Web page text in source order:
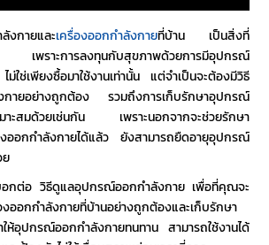
งกายและเครื่องออกกำลังกายที่บ้าน เป็นสิ่งที่
เพราะการลงทุนกับสุขภาพด้วยการมีอุปกรณ์
ม่ใช่เพียงซื้อมาใช้งานเท่านั้น แต่จำเป็นจะต้องมีวิธี
กายอย่างถูกต้อง รวมถึงการเก็บรักษาอุปกรณ์
มาะสมด้วยเช่นกัน เพราะนอกจากจะช่วยรักษา
ออกกำลังกายได้แล้ว ยังสามารถยืดอายุอุปกรณ์
อกต่อ วิธีดูแลอุปกรณ์ออกกำลังกายเพื่อที่คุณจะ
งออกกำลังกายที่บ้านอย่างถูกต้องและเก็บรักษา
ให้อุปกรณ์ออกกำลังกายทนทานสามารถใช้งานได้